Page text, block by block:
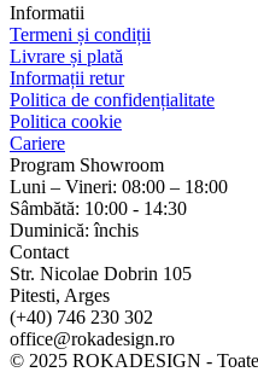
Informatii
Termeni și condiții
Livrare și plată
Informații retur
Politica de confidențialitate
Politica cookie
Cariere
Program Showroom
Luni – Vineri: 08:00 – 18:00
Sâmbătă: 10:00 - 14:30
Duminică: închis
Contact
Str. Nicolae Dobrin 105
Pitesti, Arges
(+40) 746 230 302
office@rokadesign.ro
© 2025 ROKADESIGN - Toate